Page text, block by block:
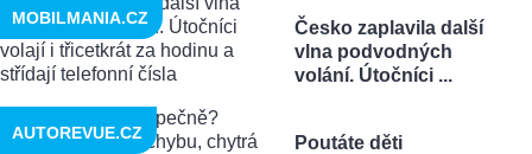
Česko zaplavila další
vlna podvodných
volání. Útočníci ...
MOBILMANIA.CZ
Poutáte děti
AUTOREVUE.CZ